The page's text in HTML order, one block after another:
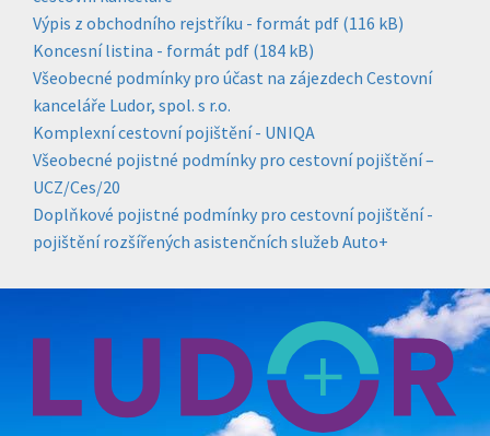
Výpis z obchodního rejstříku - formát pdf (116 kB)
Koncesní listina - formát pdf (184 kB)
Všeobecné podmínky pro účast na zájezdech Cestovní
kanceláře Ludor, spol. s r.o.
Komplexní cestovní pojištění - UNIQA
Všeobecné pojistné podmínky pro cestovní pojištění –
UCZ/Ces/20
Doplňkové pojistné podmínky pro cestovní pojištění -
pojištění rozšířených asistenčních služeb Auto+